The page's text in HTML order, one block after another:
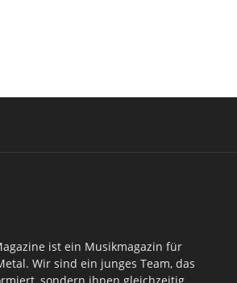
ist ein Musikmagazin für
Wir sind ein junges Team, das